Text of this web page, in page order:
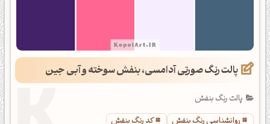
پالت رنگ صورتی آدامسی، بنفش سوخته و آبی جین
پالت رنگ بنفش